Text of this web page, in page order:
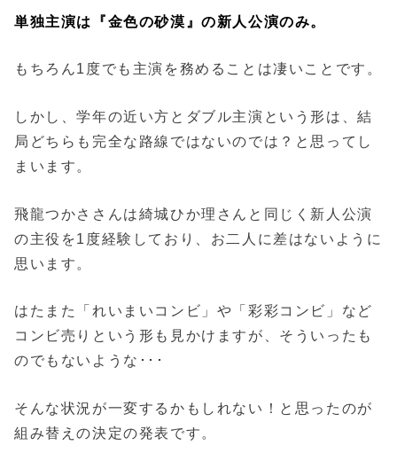
単独主演は『金色の砂漠』の新人公演のみ。
もちろん1度でも主演を務めることは凄いことです。
しかし、学年の近い方とダブル主演という形は、結
局どちらも完全な路線ではないのでは？と思ってし
まいます。
飛龍つかささんは綺城ひか理さんと同じく新人公演
の主役を1度経験しており、お二人に差はないように
思います。
はたまた「れいまいコンビ」や「彩彩コンビ」など
コンビ売りという形も見かけますが、そういったも
のでもないような･･･
そんな状況が一変するかもしれない！と思ったのが
組み替えの決定の発表です。